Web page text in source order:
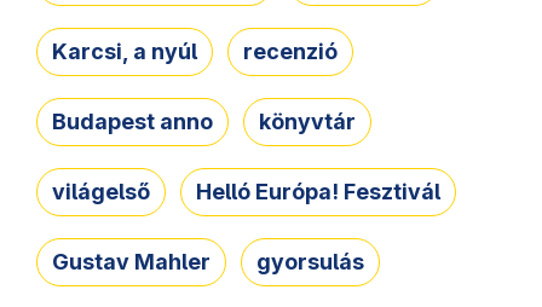
Karcsi, a nyúl recenzió
Budapest anno könyvtár
világelső Helló Európa! Fesztivál
Gustav Mahler gyorsulás